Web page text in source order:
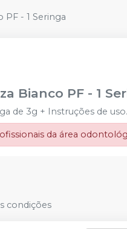
PF - 1 Seringa
Bianco PF - 1
de 3g + Instruções de uso.
da área
condições